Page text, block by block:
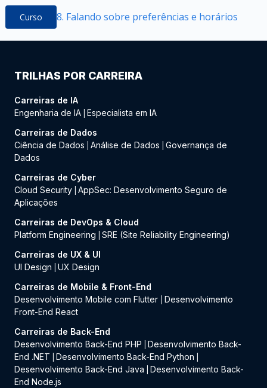
Curso 8. Falando sobre preferências e horários
TRILHAS POR CARREIRA
Carreiras de IA
Engenharia de IA Especialista em IA
Carreiras de Dados
Ciência de Dados
Análise de Dados
Governança de
Dados
Carreiras de Cyber
Cloud Security AppSec: Desenvolvimento Seguro de
Aplicações
Carreiras de DevOps & Cloud
Platform Engineering
SRE (Site Reliability Engineering)
Carreiras de UX & UI
UI Design
UX Design
Carreiras de Mobile & Front-End
Desenvolvimento Mobile com Flutter
Desenvolvimento
Front-End React
Carreiras de Back-End
Desenvolvimento Back-End PHP
Desenvolvimento Back-
End .NET
Desenvolvimento Back-End Python
Desenvolvimento Back-End Java
Desenvolvimento Back-
End Node.js